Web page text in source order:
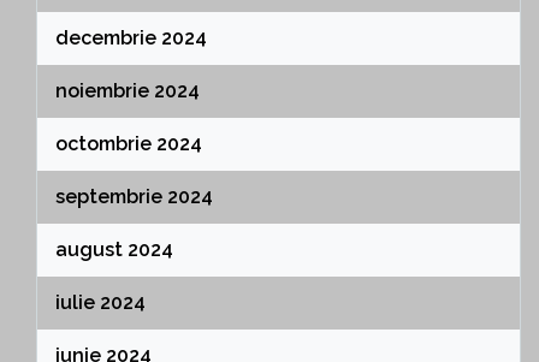
decembrie 2024
noiembrie 2024
octombrie 2024
septembrie 2024
august 2024
iulie 2024
iunie 2024